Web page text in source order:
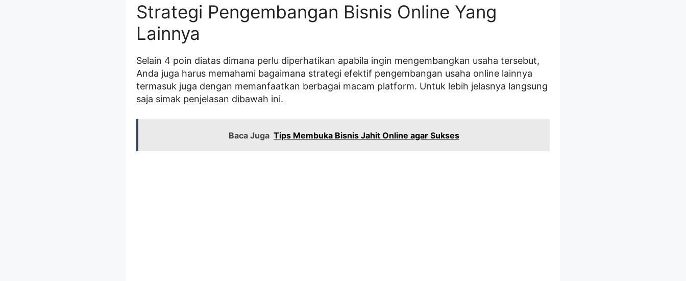
Strategi Pengembangan Bisnis Online Yang
Lainnya
Selain 4 poin diatas dimana perlu diperhatikan apabila ingin mengembangkan usaha tersebut,
Anda juga harus memahami bagaimana strategi efektif pengembangan usaha online lainnya
termasuk juga dengan memanfaatkan berbagai macam platform. Untuk lebih jelasnya langsung
saja simak penjelasan dibawah ini.
Baca Juga Tips Membuka Bisnis Jahit Online agar Sukses